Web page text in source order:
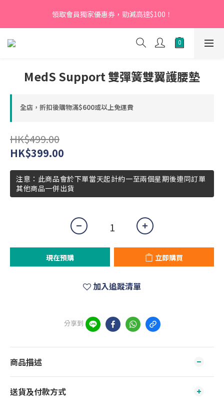
【新會員】即日起至2026月12月31日，首次下單輸入優惠碼
「NEW95」即可享95折
領取會員獨家優惠券，勁減高達$100！
【新會員】即日起至2026月12月31日，首次下單輸入優惠碼
「NEW95」即可享95折
MedS Support 雙彈簧雙翼護腰墊
全店，折扣後購物滿$600或以上免運費
HK$499.00
HK$399.00
注意：此商品會於下單當天起計約一至兩個星期後連同訂單
其他商品一併出貨
現在預購 立即購買
加入追蹤清單
分享到
商品描述
送貨及付款方式